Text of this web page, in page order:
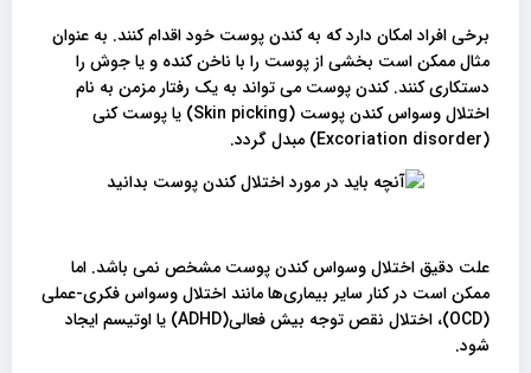
برخی افراد امکان دارد که به کندن پوست خود اقدام کنند. به عنوان
مثال ممکن است بخشی از پوست را با ناخن کنده و یا جوش را
دستکاری کنند. کندن پوست می تواند به یک رفتار مزمن به نام
اختلال وسواس کندن پوست (Skin picking) یا پوست کنی
(Excoriation disorder) مبدل گردد.
علت دقیق اختلال وسواس کندن پوست مشخص نمی باشد. اما
ممکن است در کنار سایر بیماری‌ها مانند اختلال وسواس فکری-عملی
(OCD)، اختلال نقص توجه بیش ‌فعالی(ADHD) یا اوتیسم ایجاد
شود.